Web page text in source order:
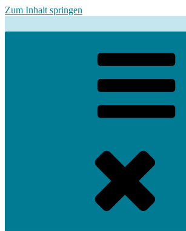
Zum Inhalt springen